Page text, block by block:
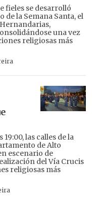
fieles se desarrolló
de la Semana Santa, el
una vez
religiosas más
las calles de la
de Alto
escenario de
del Vía Crucis
religiosas más